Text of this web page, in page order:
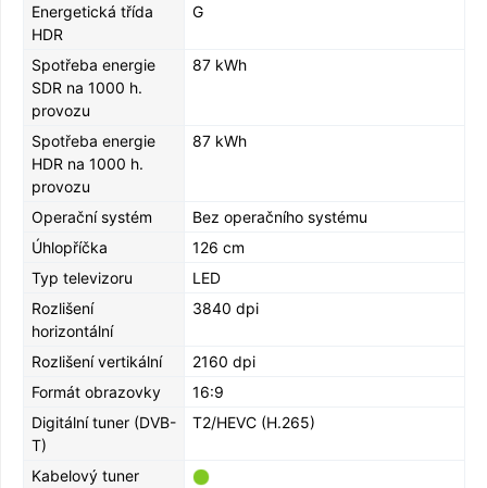
Energetická třída
HDR
G
Spotřeba energie
SDR na 1000 h.
provozu
87 kWh
Spotřeba energie
HDR na 1000 h.
provozu
87 kWh
Operační systém
Bez operačního systému
Úhlopříčka
126 cm
Typ televizoru
LED
Rozlišení
horizontální
3840 dpi
Rozlišení vertikální
2160 dpi
Formát obrazovky
16:9
Digitální tuner (DVB-
T)
T2/HEVC (H.265)
Kabelový tuner